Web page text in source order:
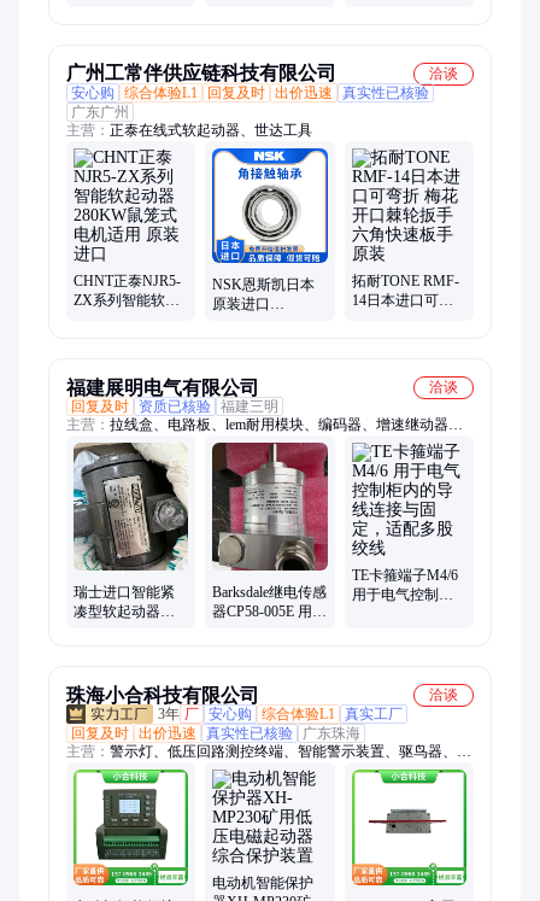
广州工常伴供应链科技有限公司
洽谈
安心购
综合体验L1 回复及时 出价迅速
真实性已核验
广东广州
主营： 正泰在线式软起动器、世达工具
CHNT正泰NJR5-
ZX系列智能软起
NSK恩斯凯日本
原装进口
拓耐TONE RMF-
14日本进口可弯
福建展明电气有限公司
洽谈
回复及时
资质已核验 福建三明
主营： 拉线盒、电路板、lem耐用模块、编码器、增速继动器、
特殊高压电容器、耐腐蚀电机
瑞士进口智能紧
凑型软起动器
Barksdale继电传感
器CP58-005E 用于
TE卡箍端子M4/6
用于电气控制柜
珠海小合科技有限公司
洽谈
3年 厂 安心购 综合体验L1 真实工厂
回复及时 出价迅速 真实性已核验
广东珠海
主营： 警示灯、低压回路测控终端、智能警示装置、驱鸟器、自
取电驱鸟器、智能感应驱鸟器、声光报警器、再启动控制器、磁
吸驱鸟器、大功率驱鸟器、无线测温传感器、绿色激光驱鸟器、
动态版智能激光驱鸟器、马保、低压电动机保护、标志灯、无人
机太阳能警示灯、防外破智能警示装置、太阳能警示灯、警示灯
无人机、电力运维监控设备、智能网关、配电物联电气传感终
端、抗晃电模块、超声波仿真语音
电动机智能保护